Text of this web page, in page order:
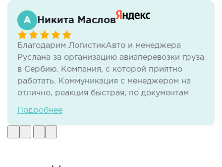
Никита Маслов
Благодарим ЛогистикАвто и менеджера
Руслана за организацию авиаперевозки груза
в Сербию. Компания, с которой приятно
работать. Коммуникация с менеджером на
отлично, реакция быстрая, по документам
тоже нет никаких проблем. И самое важное -
виде.
Подробнее